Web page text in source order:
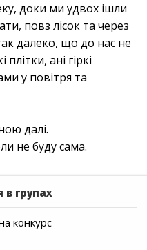
доки ми удвох ішли
повз лісок та через
далеко, що до нас не
ані гіркі
у повітря та
далі.
не буду сама.
в групах
конкурс